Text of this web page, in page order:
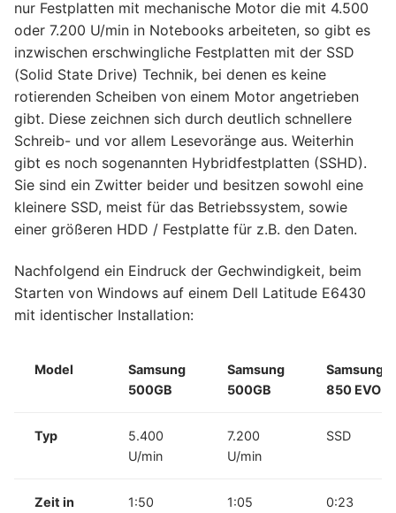
nur Festplatten mit mechanische Motor die mit 4.500
oder 7.200 U/min in Notebooks arbeiteten, so gibt es
inzwischen erschwingliche Festplatten mit der SSD
(Solid State Drive) Technik, bei denen es keine
rotierenden Scheiben von einem Motor angetrieben
gibt. Diese zeichnen sich durch deutlich schnellere
Schreib- und vor allem Lesevoränge aus. Weiterhin
gibt es noch sogenannten Hybridfestplatten (SSHD).
Sie sind ein Zwitter beider und besitzen sowohl eine
kleinere SSD, meist für das Betriebssystem, sowie
einer größeren HDD / Festplatte für z.B. den Daten.
Nachfolgend ein Eindruck der Gechwindigkeit, beim
Starten von Windows auf einem Dell Latitude E6430
mit identischer Installation:
Model
Samsung
500GB
Samsung
500GB
Samsung
850 EVO
Typ
5.400
U/min
7.200
U/min
SSD
Zeit in
1:50 1:05 0:23